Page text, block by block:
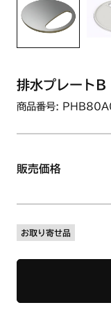
排水プレート
商品番号:
販売価格
お取り寄せ品